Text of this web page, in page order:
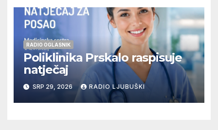
RADIO OGLASNIK
Poliklinika Prskalo raspisuje
natječaj
SRP 29, 2026 RADIO LJUBUŠKI